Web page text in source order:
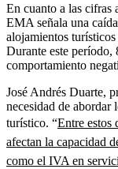
En cuanto a las cifras
EMA señala una
alojamientos
Durante este período,
comportamiento
José Andrés Duarte,
necesidad de abordar
turístico. “Entre estos
afectan la capacidad
como el IVA en